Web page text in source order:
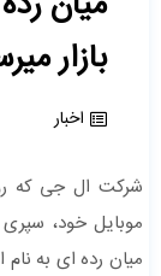
بازار
اخبار
شرکت ال جی که
موبایل خود،